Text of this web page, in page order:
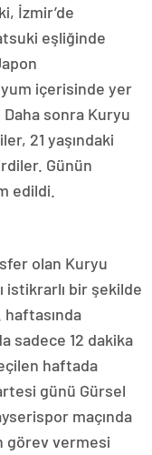
İzmir’de
eşliğinde
içerisinde yer
sonra Kuryu
21 yaşındaki
Günün
edildi.
olan Kuryu
istikrarlı bir şekilde
sadece 12 dakika
haftada
günü Gürsel
maçında
görev vermesi